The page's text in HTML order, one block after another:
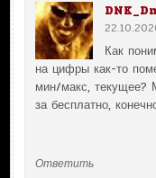
Как
на цифры как-то
мин/макс, текущее?
за бесплатно,
Ответить